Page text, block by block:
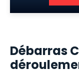
Débarras